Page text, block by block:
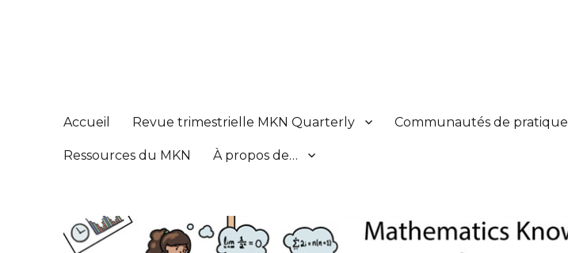
Accueil Revue trimestrielle MKN Quarterly Communautés de pratique
Ressources du MKN À propos de…